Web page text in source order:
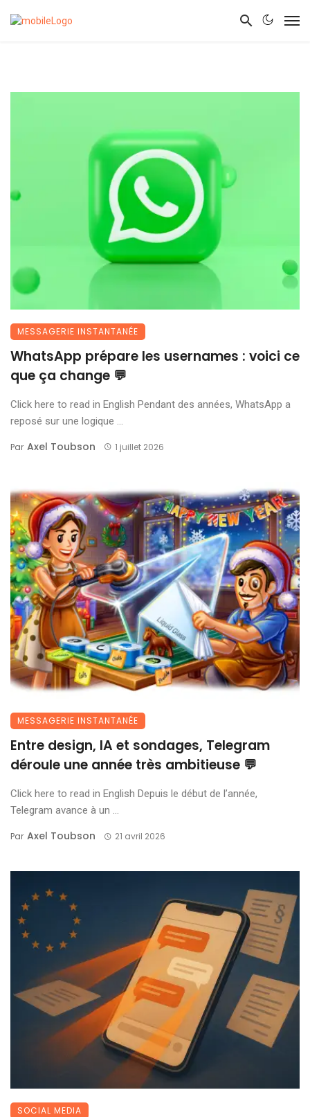
MESSAGERIE INSTANTANÉE
WhatsApp prépare les usernames : voici ce
que ça change 💬
Click here to read in English Pendant des années, WhatsApp a
reposé sur une logique ...
Par Axel Toubson 1 juillet 2026
MESSAGERIE INSTANTANÉE
Entre design, IA et sondages, Telegram
déroule une année très ambitieuse 💬
Click here to read in English Depuis le début de l’année,
Telegram avance à un ...
Par Axel Toubson 21 avril 2026
SOCIAL MEDIA